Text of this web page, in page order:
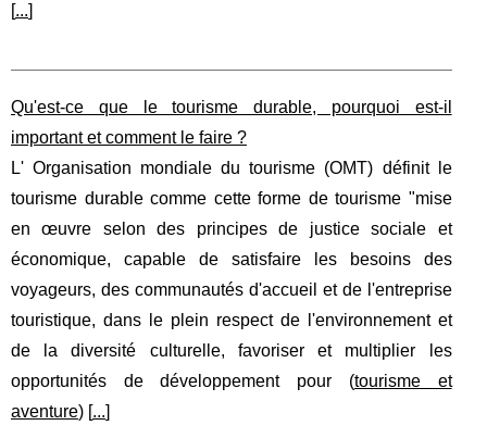
[...]
Qu'est-ce que le tourisme durable, pourquoi est-il
important et comment le faire ?
L' Organisation mondiale du tourisme (OMT) définit le
tourisme durable comme cette forme de tourisme "mise
en œuvre selon des principes de justice sociale et
économique, capable de satisfaire les besoins des
voyageurs, des communautés d'accueil et de l'entreprise
touristique, dans le plein respect de l'environnement et
de la diversité culturelle, favoriser et multiplier les
opportunités de développement pour (tourisme et
aventure) [...]